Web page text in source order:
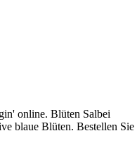
online. Blüten Salbei
blaue Blüten. Bestellen Sie